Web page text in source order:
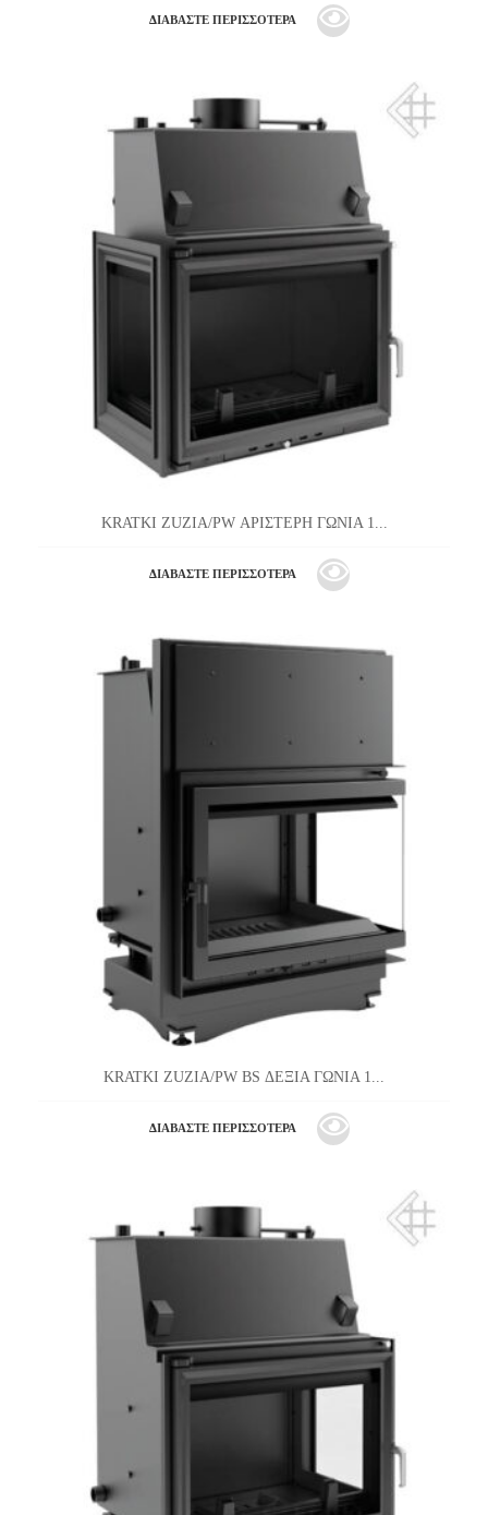
ΔΙΑΒΆΣΤΕ ΠΕΡΙΣΣΌΤΕΡΑ
KRATKI ZUZIA/PW ΑΡΙΣΤΕΡΗ ΓΩΝΙΑ 1...
ΔΙΑΒΆΣΤΕ ΠΕΡΙΣΣΌΤΕΡΑ
KRATKI ZUZIA/PW BS ΔΕΞΙΑ ΓΩΝΙΑ 1...
ΔΙΑΒΆΣΤΕ ΠΕΡΙΣΣΌΤΕΡΑ